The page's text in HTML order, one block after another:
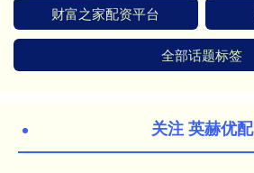
财富之家配资平台
全部话题标签
关注 英赫优配